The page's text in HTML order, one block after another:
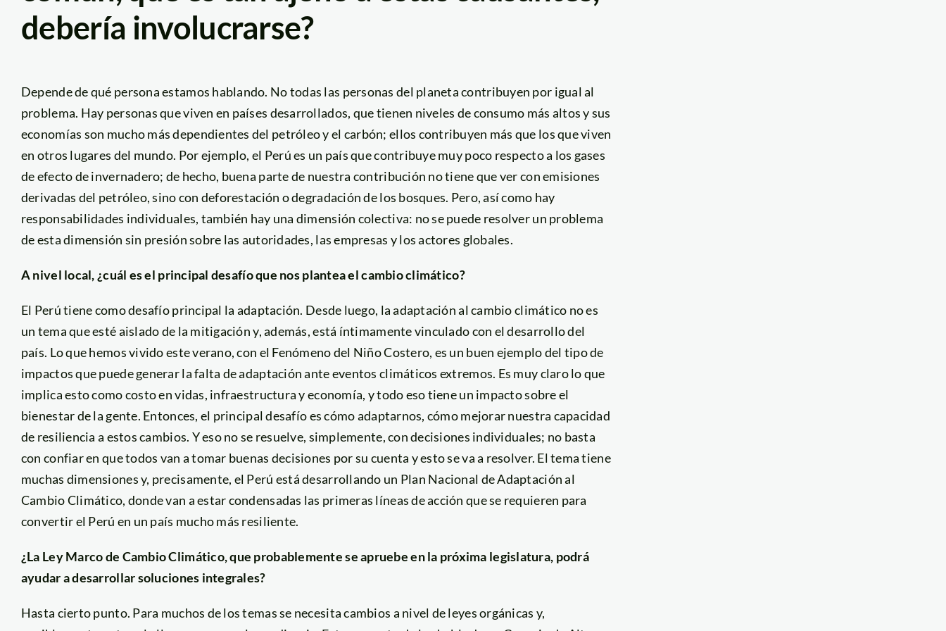
debería involucrarse?
Depende de qué persona estamos hablando. No todas las personas del planeta contribuyen por igual al
problema. Hay personas que viven en países desarrollados, que tienen niveles de consumo más altos y sus
economías son mucho más dependientes del petróleo y el carbón; ellos contribuyen más que los que viven
en otros lugares del mundo. Por ejemplo, el Perú es un país que contribuye muy poco respecto a los gases
de efecto de invernadero; de hecho, buena parte de nuestra contribución no tiene que ver con emisiones
derivadas del petróleo, sino con deforestación o degradación de los bosques. Pero, así como hay
responsabilidades individuales, también hay una dimensión colectiva: no se puede resolver un problema
de esta dimensión sin presión sobre las autoridades, las empresas y los actores globales.
A nivel local, ¿cuál es el principal desafío que nos plantea el cambio climático?
El Perú tiene como desafío principal la adaptación. Desde luego, la adaptación al cambio climático no es
un tema que esté aislado de la mitigación y, además, está íntimamente vinculado con el desarrollo del
país. Lo que hemos vivido este verano, con el Fenómeno del Niño Costero, es un buen ejemplo del tipo de
impactos que puede generar la falta de adaptación ante eventos climáticos extremos. Es muy claro lo que
implica esto como costo en vidas, infraestructura y economía, y todo eso tiene un impacto sobre el
bienestar de la gente. Entonces, el principal desafío es cómo adaptarnos, cómo mejorar nuestra capacidad
de resiliencia a estos cambios. Y eso no se resuelve, simplemente, con decisiones individuales; no basta
con confiar en que todos van a tomar buenas decisiones por su cuenta y esto se va a resolver. El tema tiene
muchas dimensiones y, precisamente, el Perú está desarrollando un Plan Nacional de Adaptación al
Cambio Climático, donde van a estar condensadas las primeras líneas de acción que se requieren para
convertir el Perú en un país mucho más resiliente.
¿La Ley Marco de Cambio Climático, que probablemente se apruebe en la próxima legislatura, podrá
ayudar a desarrollar soluciones integrales?
Hasta cierto punto. Para muchos de los temas se necesita cambios a nivel de leyes orgánicas y,